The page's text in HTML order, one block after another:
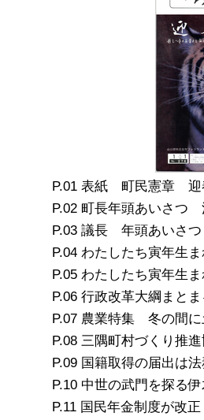
表紙 町民憲章 迎
町長年頭あいさつ
議長 年頭あいさ
わたしたち寅年生
わたしたち寅年生
行政改革大綱まと
農業特集 冬の間に
三隅町村づくり推
国籍取得の届出は
中世の武門を探る
国民年金制度が改